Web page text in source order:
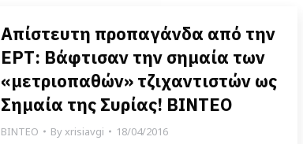
Απίστευτη προπαγάνδα από την
ΕΡΤ: Βάφτισαν την σημαία των
«μετριοπαθών» τζιχαντιστών ως
Σημαία της Συρίας! ΒΙΝΤΕΟ
ΒΙΝΤΕΟ Byxrisiavgi 18/04/2016